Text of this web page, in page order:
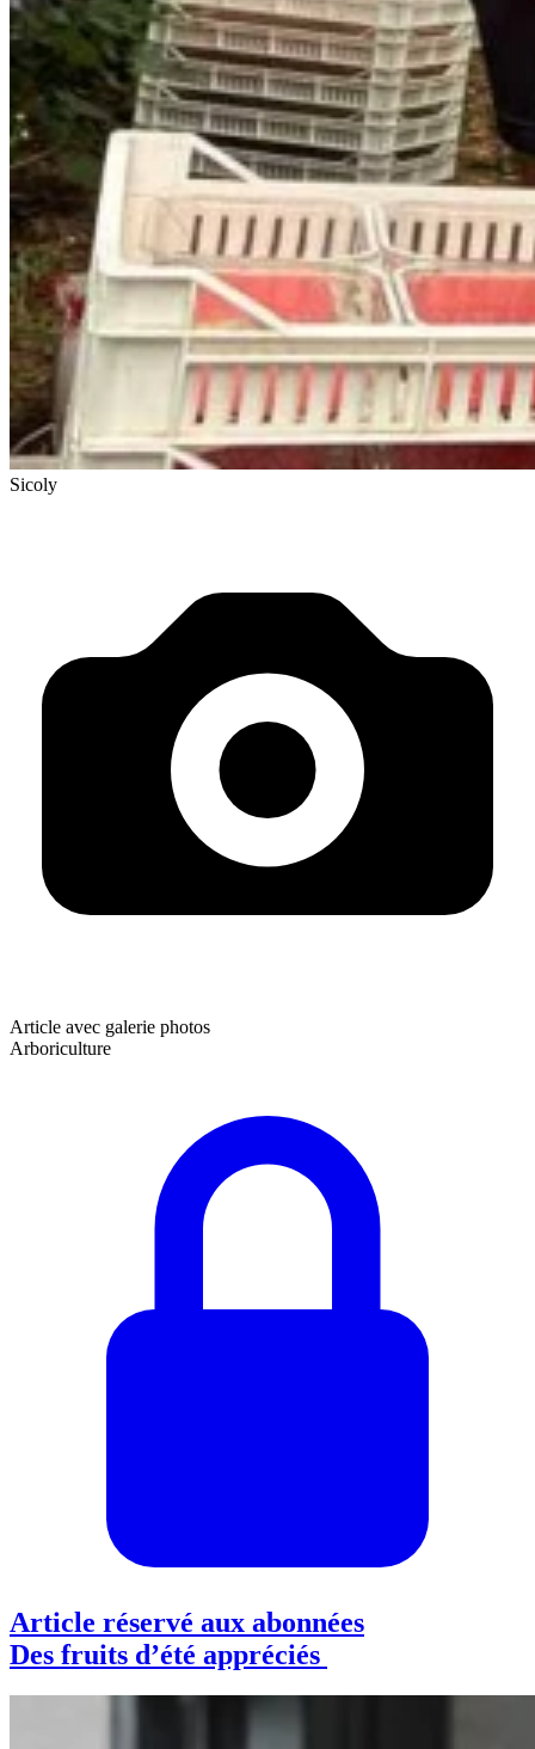
Sicoly
Article avec galerie photos
Arboriculture
Article réservé aux abonnées
Des fruits d’été appréciés